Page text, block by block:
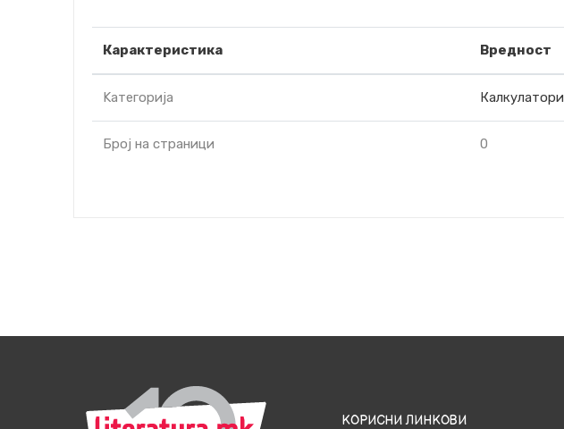
Карактеристика Вредност
Kатегорија Калкулатори
Број на страници 0
КОРИСНИ ЛИНКОВИ